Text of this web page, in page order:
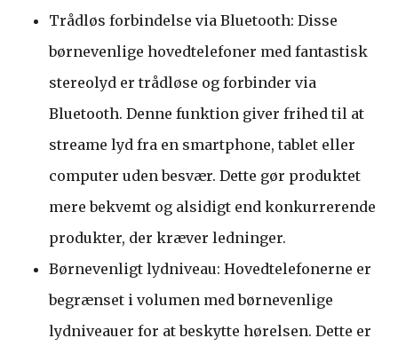
Trådløs forbindelse via Bluetooth: Disse
børnevenlige hovedtelefoner med fantastisk
stereolyd er trådløse og forbinder via
Bluetooth. Denne funktion giver frihed til at
streame lyd fra en smartphone, tablet eller
computer uden besvær. Dette gør produktet
mere bekvemt og alsidigt end konkurrerende
produkter, der kræver ledninger.
Børnevenligt lydniveau: Hovedtelefonerne er
begrænset i volumen med børnevenlige
lydniveauer for at beskytte hørelsen. Dette er